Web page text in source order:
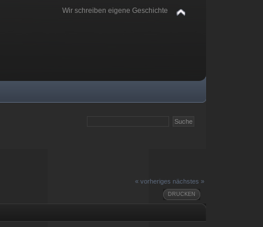
Wir schreiben eigene Geschichte
« vorheriges nächstes »
DRUCKEN